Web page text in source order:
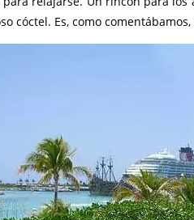
cóctel. Es, como